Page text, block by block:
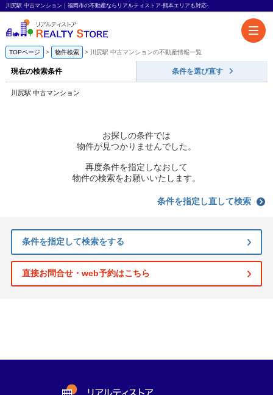
川尻駅 中古マンション｜福岡市の不動産ならリアルティストア-熊本エリアも対応-
TOPページ 物件検索 川尻駅 中古マンションの不動産情報一覧
現在の検索条件 条件を選び直す
川尻駅 中古マンション
お探しの条件では
物件が見つかりませんでした。
再度条件を指定しなおして
物件の検索をお願いいたします。
条件を指定し直して検索
条件を指定して検索をする
直接お問合せ・web予約はこちら